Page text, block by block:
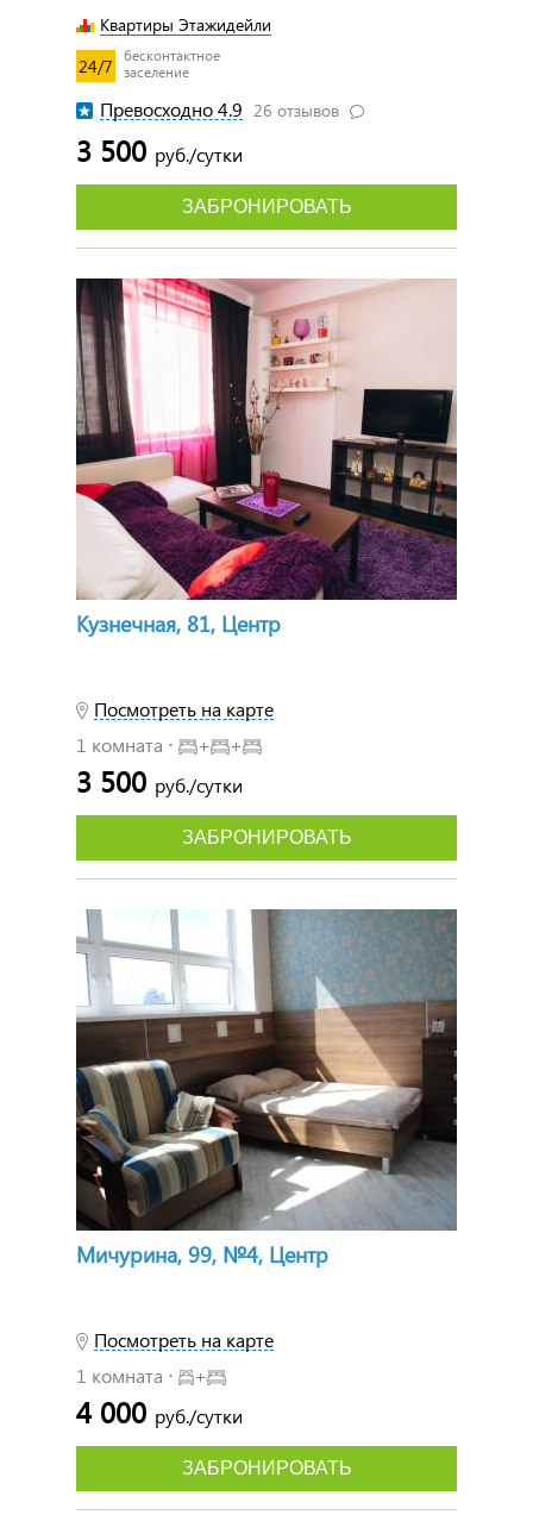
Квартиры Этажидейли
24/7
бесконтактное
заселение
Превосходно 4.9 26 отзывов
3 500 руб./сутки
ЗАБРОНИРОВАТЬ
Кузнечная, 81, Центр
Посмотреть на карте
1 комната ⋅
+ +
3 500 руб./сутки
ЗАБРОНИРОВАТЬ
Мичурина, 99, №4, Центр
Посмотреть на карте
1 комната ⋅
+
4 000 руб./сутки
ЗАБРОНИРОВАТЬ